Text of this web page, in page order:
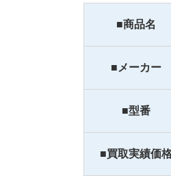
■商品名
■メーカー
■型番
■買取実績価